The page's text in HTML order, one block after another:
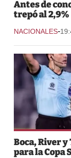
Antes de
trepó al 2,9%
NACIONALES-
Boca, River
para la Copa